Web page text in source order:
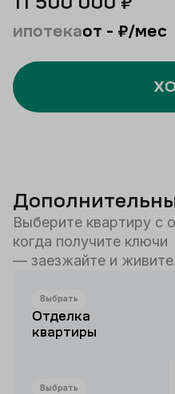
ипотекаот - ₽/мес
Выберите квартиру с
когда получите ключи
— заезжайте и живите.
Выбрать
Отделка
квартиры
Выбрать